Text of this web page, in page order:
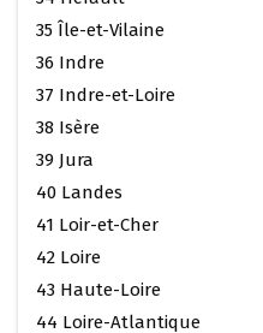
35 Île-et-Vilaine
36 Indre
37 Indre-et-Loire
38 Isère
39 Jura
40 Landes
41 Loir-et-Cher
42 Loire
43 Haute-Loire
44 Loire-Atlantique